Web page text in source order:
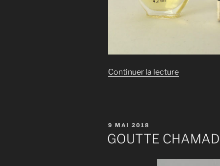
Continuer la lecturede
PUBLIÉ
LE
9 MAI 2018
GOUTTE